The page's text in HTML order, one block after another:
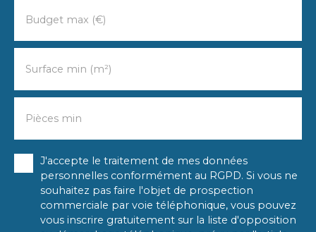
Budget max (€)
Surface min (m²)
Pièces min
J'accepte le traitement de mes données
personnelles conformément au RGPD. Si vous ne
souhaitez pas faire l'objet de prospection
commerciale par voie téléphonique, vous pouvez
vous inscrire gratuitement sur la liste d'opposition